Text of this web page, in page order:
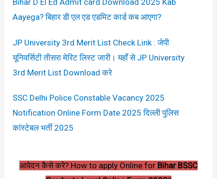
Bihar D El Ed Admit card Download 2025 Kab
Aayega? बिहार डी एल एड एडमिट कार्ड कब आएगा?
JP University 3rd Merit List Check Link : जेपी
यूनिवर्सिटी तीसरा मेरिट लिस्ट जारी। यहाँ से JP University
3rd Merit List Download करे
SSC Delhi Police Constable Vacancy 2025
Notification Online Form Date 2025 दिल्ली पुलिस
कांस्टेबल भर्ती 2025
आवेदन कैसे करे? How to apply Online for Bihar BSSC